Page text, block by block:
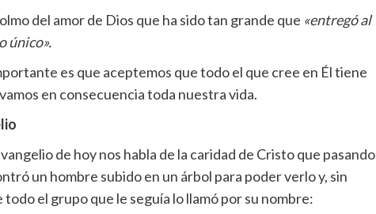
del amor de Dios que ha sido tan grande que «entregó al
único».
es que aceptemos que todo el que cree en Él tiene
en consecuencia toda nuestra vida.
de hoy nos habla de la caridad de Cristo que pasando
un hombre subido en un árbol para poder verlo y, sin
todo el grupo que le seguía lo llamó por su nombre: